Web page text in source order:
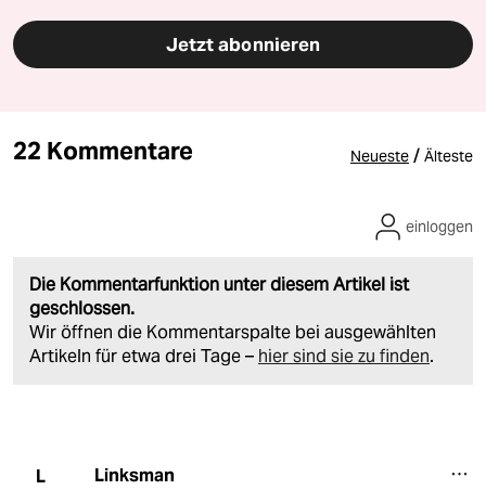
Jetzt abonnieren
22 Kommentare Neueste / Älteste
Die Kommentarfunktion unter diesem Artikel ist
geschlossen.
Wir öffnen die Kommentarspalte bei ausgewählten
Artikeln für etwa drei Tage – hier sind sie zu finden.
einloggen
L Linksman